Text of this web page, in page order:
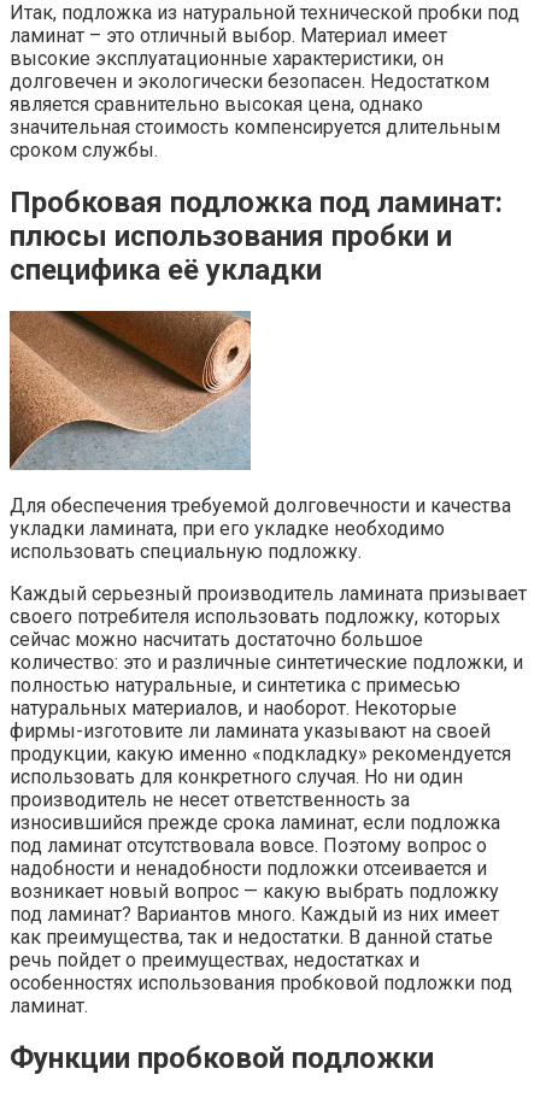
Итак, подложка из натуральной технической пробки под
ламинат – это отличный выбор. Материал имеет
высокие эксплуатационные характеристики, он
долговечен и экологически безопасен. Недостатком
является сравнительно высокая цена, однако
значительная стоимость компенсируется длительным
сроком службы.
Пробковая подложка под ламинат:
плюсы использования пробки и
специфика её укладки
Для обеспечения требуемой долговечности и качества
укладки ламината, при его укладке необходимо
использовать специальную подложку.
Каждый серьезный производитель ламината призывает
своего потребителя использовать подложку, которых
сейчас можно насчитать достаточно большое
количество: это и различные синтетические подложки, и
полностью натуральные, и синтетика с примесью
натуральных материалов, и наоборот. Некоторые
фирмы-изготовите ли ламината указывают на своей
продукции, какую именно «подкладку» рекомендуется
использовать для конкретного случая. Но ни один
производитель не несет ответственность за
износившийся прежде срока ламинат, если подложка
под ламинат отсутствовала вовсе. Поэтому вопрос о
надобности и ненадобности подложки отсеивается и
возникает новый вопрос — какую выбрать подложку
под ламинат? Вариантов много. Каждый из них имеет
как преимущества, так и недостатки. В данной статье
речь пойдет о преимуществах, недостатках и
особенностях использования пробковой подложки под
ламинат.
Функции пробковой подложки